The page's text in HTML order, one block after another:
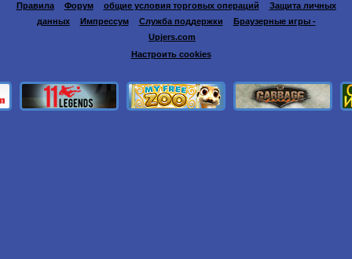
Правила
Форум общие условия торговых операций
Защита личных
данных
Импрессум Служба поддержки
Браузерные игры -
Upjers.com
Настроить cookies